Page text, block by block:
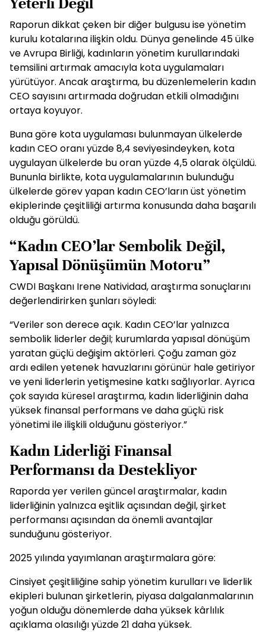
Raporun dikkat çeken bir diğer bulgusu ise yönetim
kurulu kotalarına ilişkin oldu. Dünya genelinde 45 ülke
ve Avrupa Birliği, kadınların yönetim kurullarındaki
temsilini artırmak amacıyla kota uygulamaları
yürütüyor. Ancak araştırma, bu düzenlemelerin kadın
CEO sayısını artırmada doğrudan etkili olmadığını
ortaya koyuyor.
Buna göre kota uygulaması bulunmayan ülkelerde
kadın CEO oranı yüzde 8,4 seviyesindeyken, kota
uygulayan ülkelerde bu oran yüzde 4,5 olarak ölçüldü.
Bununla birlikte, kota uygulamalarının bulunduğu
ülkelerde görev yapan kadın CEO’ların üst yönetim
ekiplerinde çeşitliliği artırma konusunda daha başarılı
olduğu görüldü.
“Kadın CEO’lar Sembolik Değil,
Yapısal Dönüşümün Motoru”
CWDI Başkanı Irene Natividad, araştırma sonuçlarını
değerlendirirken şunları söyledi:
“Veriler son derece açık. Kadın CEO’lar yalnızca
sembolik liderler değil; kurumlarda yapısal dönüşüm
yaratan güçlü değişim aktörleri. Çoğu zaman göz
ardı edilen yetenek havuzlarını görünür hale getiriyor
ve yeni liderlerin yetişmesine katkı sağlıyorlar. Ayrıca
çok sayıda küresel araştırma, kadın liderliğinin daha
yüksek finansal performans ve daha güçlü risk
yönetimi ile ilişkili olduğunu gösteriyor.”
Kadın Liderliği Finansal
Performansı da Destekliyor
Raporda yer verilen güncel araştırmalar, kadın
liderliğinin yalnızca eşitlik açısından değil, şirket
performansı açısından da önemli avantajlar
sunduğunu gösteriyor.
2025 yılında yayımlanan araştırmalara göre:
Cinsiyet çeşitliliğine sahip yönetim kurulları ve liderlik
ekipleri bulunan şirketlerin, piyasa dalgalanmalarının
yoğun olduğu dönemlerde daha yüksek kârlılık
açıklama olasılığı yüzde 21 daha yüksek.